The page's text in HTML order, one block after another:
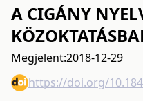
A CIGÁNY
Megjelent:2018-12-29
https://doi.org/